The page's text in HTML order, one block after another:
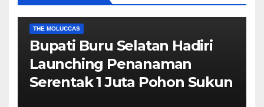
THE MOLUCCAS
Bupati Buru Selatan Hadiri
Launching Penanaman
Serentak 1 Juta Pohon Sukun